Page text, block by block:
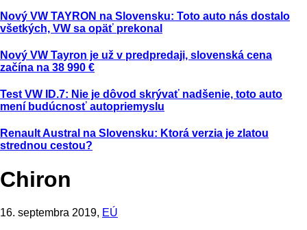
Nový VW TAYRON na Slovensku: Toto auto nás dostalo
všetkých, VW sa opäť prekonal
Nový VW Tayron je už v predpredaji, slovenská cena
začína na 38 990 €
Test VW ID.7: Nie je dôvod skrývať nadšenie, toto auto
mení budúcnosť autopriemyslu
Renault Austral na Slovensku: Ktorá verzia je zlatou
strednou cestou?
Chiron
16. septembra 2019, EÚ